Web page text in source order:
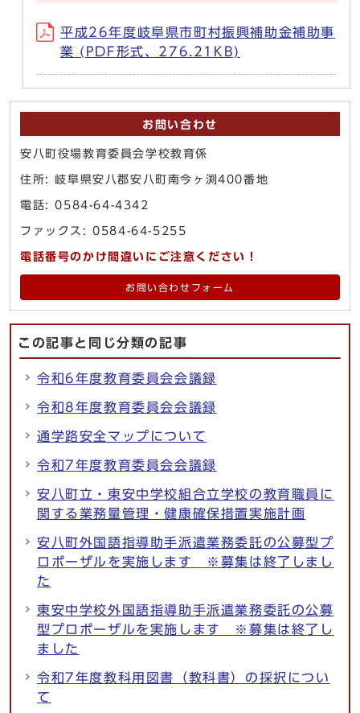
平成26年度岐阜県市町村振興補助金補助事
業 (PDF形式、276.21KB)
お問い合わせ
安八町役場教育委員会学校教育係
住所: 岐阜県安八郡安八町南今ヶ渕400番地
電話: 0584-64-4342
ファックス: 0584-64-5255
電話番号のかけ間違いにご注意ください！
お問い合わせフォーム
この記事と同じ分類の記事
令和6年度教育委員会会議録
令和8年度教育委員会会議録
通学路安全マップについて
令和7年度教育委員会会議録
安八町立・東安中学校組合立学校の教育職員に
関する業務量管理・健康確保措置実施計画
安八町外国語指導助手派遣業務委託の公募型プ
ロポーザルを実施します ※募集は終了しまし
た
東安中学校外国語指導助手派遣業務委託の公募
型プロポーザルを実施します ※募集は終了し
ました
令和7年度教科用図書（教科書）の採択につい
て